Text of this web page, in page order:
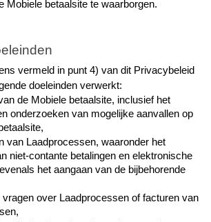
Mobiele betaalsite te waarborgen.
vermeld in punt 4) van dit Privacybeleid
doeleinden verwerkt:
de Mobiele betaalsite, inclusief het
onderzoeken van mogelijke aanvallen op
van Laadprocessen, waaronder het
niet-contante betalingen en elektronische
het aangaan van de bijbehorende
vragen over Laadprocessen of facturen van